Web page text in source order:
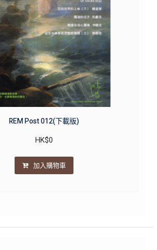
REM Post 012(下載版)
HK$0
加入購物車